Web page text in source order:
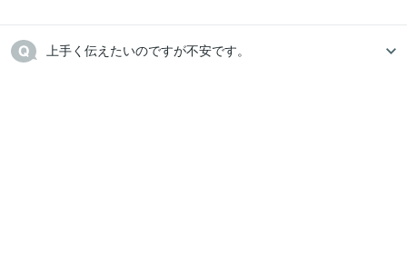
上手く伝えたいのですが不安です。